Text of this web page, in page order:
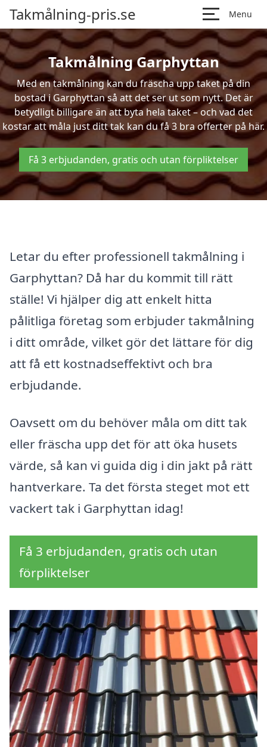
Takmålning-pris.se Menu
Takmålning Garphyttan
Med en takmålning kan du fräscha upp taket på din
bostad i Garphyttan så att det ser ut som nytt. Det är
betydligt billigare än att byta hela taket – och vad det
kostar att måla just ditt tak kan du få 3 bra offerter på här.
Få 3 erbjudanden, gratis och utan förpliktelser
Letar du efter professionell takmålning i
Garphyttan? Då har du kommit till rätt
ställe! Vi hjälper dig att enkelt hitta
pålitliga företag som erbjuder takmålning
i ditt område, vilket gör det lättare för dig
att få ett kostnadseffektivt och bra
erbjudande.
Oavsett om du behöver måla om ditt tak
eller fräscha upp det för att öka husets
värde, så kan vi guida dig i din jakt på rätt
hantverkare. Ta det första steget mot ett
vackert tak i Garphyttan idag!
Få 3 erbjudanden, gratis och utan
förpliktelser